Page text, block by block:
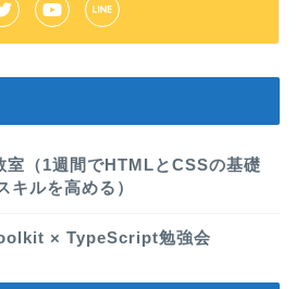
（1週間でHTMLとCSSの基礎
キルを高める）
× TypeScript勉強会